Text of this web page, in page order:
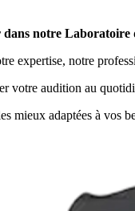
dans notre
expertise, notre
votre audition au
mieux adaptées à vos